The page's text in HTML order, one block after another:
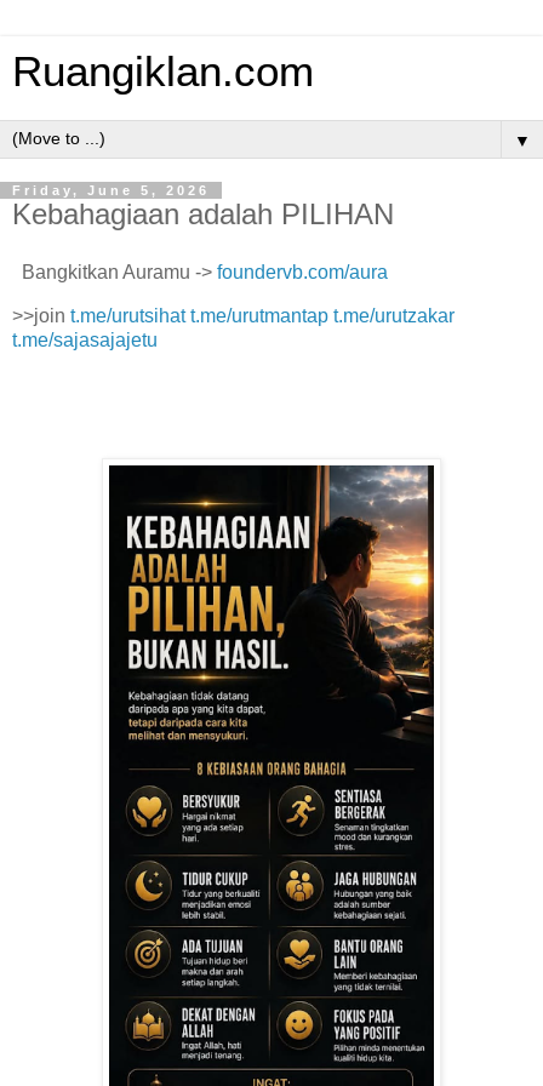
Ruangiklan.com
▼
Friday, June 5, 2026
Kebahagiaan adalah PILIHAN
Bangkitkan Auramu -> foundervb.com/aura
>>join t.me/urutsihat t.me/urutmantap t.me/urutzakar
t.me/sajasajajetu